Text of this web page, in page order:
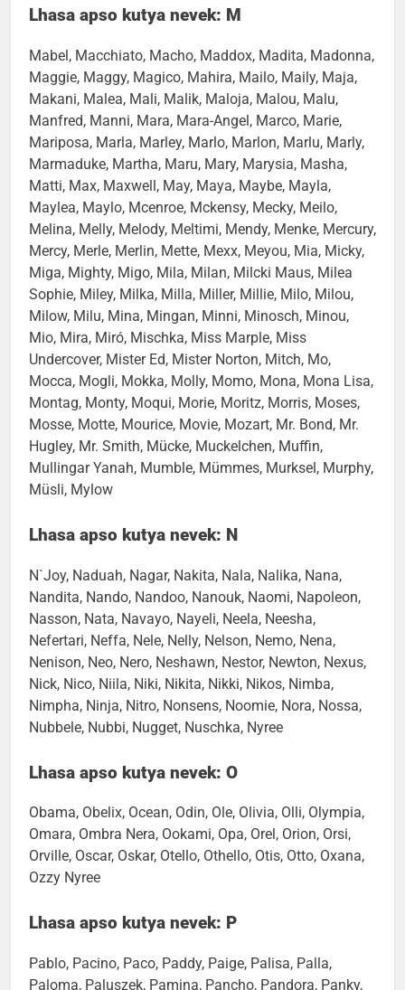
Mabel, Macchiato, Macho, Maddox, Madita, Madonna,
Maggie, Maggy, Magico, Mahira, Mailo, Maily, Maja,
Makani, Malea, Mali, Malik, Maloja, Malou, Malu,
Manfred, Manni, Mara, Mara-Angel, Marco, Marie,
Mariposa, Marla, Marley, Marlo, Marlon, Marlu, Marly,
Marmaduke, Martha, Maru, Mary, Marysia, Masha,
Matti, Max, Maxwell, May, Maya, Maybe, Mayla,
Maylea, Maylo, Mcenroe, Mckensy, Mecky, Meilo,
Melina, Melly, Melody, Meltimi, Mendy, Menke, Mercury,
Mercy, Merle, Merlin, Mette, Mexx, Meyou, Mia, Micky,
Miga, Mighty, Migo, Mila, Milan, Milcki Maus, Milea
Sophie, Miley, Milka, Milla, Miller, Millie, Milo, Milou,
Milow, Milu, Mina, Mingan, Minni, Minosch, Minou,
Mio, Mira, Miró, Mischka, Miss Marple, Miss
Undercover, Mister Ed, Mister Norton, Mitch, Mo,
Mocca, Mogli, Mokka, Molly, Momo, Mona, Mona Lisa,
Montag, Monty, Moqui, Morie, Moritz, Morris, Moses,
Mosse, Motte, Mourice, Movie, Mozart, Mr. Bond, Mr.
Hugley, Mr. Smith, Mücke, Muckelchen, Muffin,
Mullingar Yanah, Mumble, Mümmes, Murksel, Murphy,
N`Joy, Naduah, Nagar, Nakita, Nala, Nalika, Nana,
Nandita, Nando, Nandoo, Nanouk, Naomi, Napoleon,
Nasson, Nata, Navayo, Nayeli, Neela, Neesha,
Nefertari, Neffa, Nele, Nelly, Nelson, Nemo, Nena,
Nenison, Neo, Nero, Neshawn, Nestor, Newton, Nexus,
Nick, Nico, Niila, Niki, Nikita, Nikki, Nikos, Nimba,
Nimpha, Ninja, Nitro, Nonsens, Noomie, Nora, Nossa,
Lhasa apso kutya nevek: O
Obama, Obelix, Ocean, Odin, Ole, Olivia, Olli, Olympia,
Omara, Ombra Nera, Ookami, Opa, Orel, Orion, Orsi,
Orville, Oscar, Oskar, Otello, Othello, Otis, Otto, Oxana,
Pablo, Pacino, Paco, Paddy, Paige, Palisa, Palla,